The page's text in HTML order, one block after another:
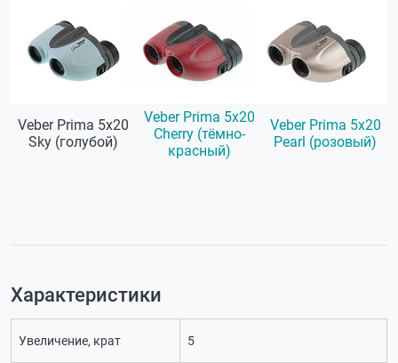
Veber Prima 5х20
Sky (голубой)
Veber Prima 5х20
Cherry (тёмно-
красный)
Veber Prima 5х20
Pearl (розовый)
Характеристики
Увеличение, крат 5